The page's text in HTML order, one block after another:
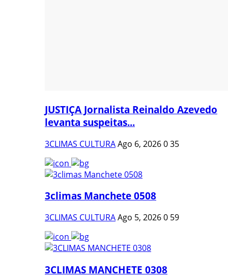
JUSTIÇA Jornalista Reinaldo Azevedo
levanta suspeitas...
3CLIMAS CULTURAAgo 6, 2026035
3climas Manchete 0508
3CLIMAS CULTURAAgo 5, 20260 59
3CLIMAS MANCHETE 0308